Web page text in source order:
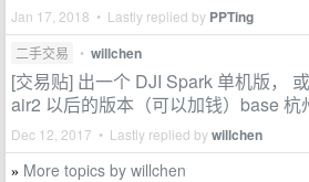
Jan 17, 2018 • Lastly replied by PPTing
二手交易 • willchen
[交易贴] 出一个 DJI Spark 单机版，
air2 以后的版本（可以加钱）base 杭
Dec 12, 2017 • Lastly replied bywillchen
» More topics by willchen